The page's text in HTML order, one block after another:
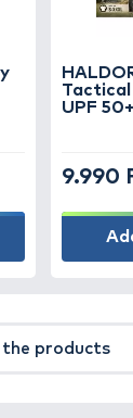
Tactical
UPF
9.990
the products